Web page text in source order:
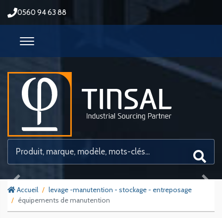
0560 94 63 88
Accueil
levage -manutention - stockage - entreposage
équipements de manutention